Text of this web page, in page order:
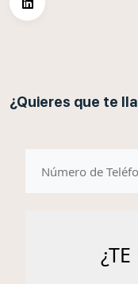
¿Quieres que te